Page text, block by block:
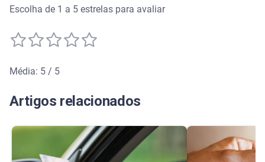
Escolha de 1 a 5 estrelas para avaliar
Média: 5 / 5
Artigos relacionados